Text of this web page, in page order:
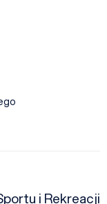
i Rekreacji